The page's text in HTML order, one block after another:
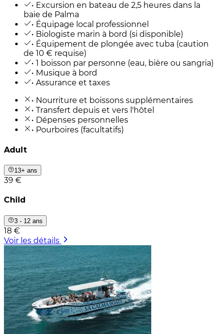
• Excursion en bateau de 2,5 heures dans la
baie de Palma
• Équipage local professionnel
• Biologiste marin à bord (si disponible)
• Équipement de plongée avec tuba (caution
de 10 € requise)
• 1 boisson par personne (eau, bière ou sangria)
• Musique à bord
• Assurance et taxes
• Nourriture et boissons supplémentaires
• Transfert depuis et vers l'hôtel
• Dépenses personnelles
• Pourboires (facultatifs)
Adult
13+ ans
39 €
Child
3 - 12 ans
18 €
Voir les détails